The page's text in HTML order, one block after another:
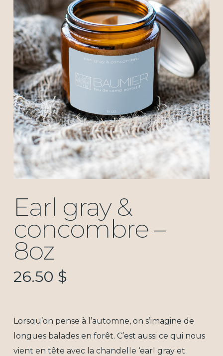
Earl gray &
concombre –
8oz
26.50 $
Lorsqu’on pense à l’automne, on s’imagine de
longues balades en forêt. C’est aussi ce qui nous
vient en tête avec la chandelle ‘earl gray et